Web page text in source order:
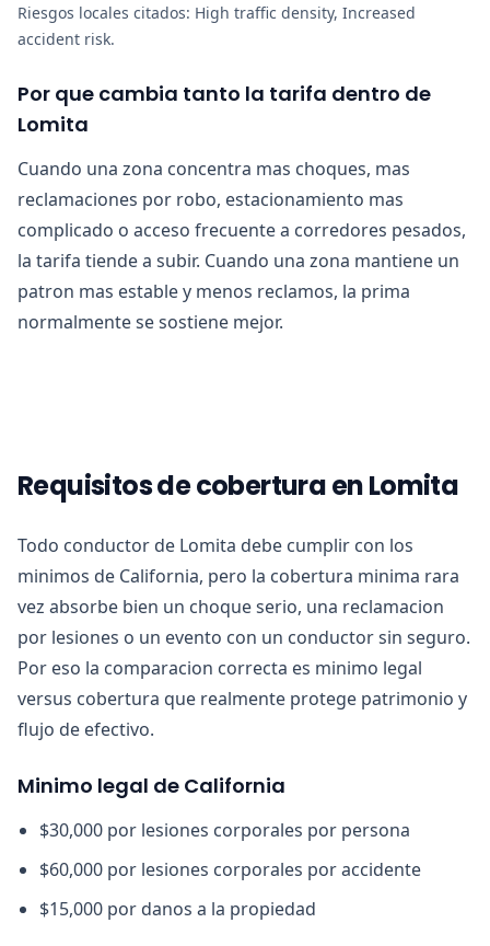
Riesgos locales citados: High traffic density, Increased
accident risk.
Por que cambia tanto la tarifa dentro de
Lomita
Cuando una zona concentra mas choques, mas
reclamaciones por robo, estacionamiento mas
complicado o acceso frecuente a corredores pesados,
la tarifa tiende a subir. Cuando una zona mantiene un
patron mas estable y menos reclamos, la prima
normalmente se sostiene mejor.
Requisitos de cobertura en Lomita
Todo conductor de Lomita debe cumplir con los
minimos de California, pero la cobertura minima rara
vez absorbe bien un choque serio, una reclamacion
por lesiones o un evento con un conductor sin seguro.
Por eso la comparacion correcta es minimo legal
versus cobertura que realmente protege patrimonio y
flujo de efectivo.
Minimo legal de California
$30,000 por lesiones corporales por persona
$60,000 por lesiones corporales por accidente
$15,000 por danos a la propiedad